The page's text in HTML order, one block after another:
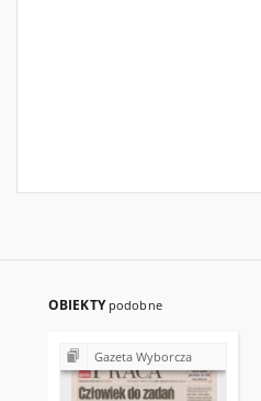
OBIEKTY podobne
Gazeta Wyborcza